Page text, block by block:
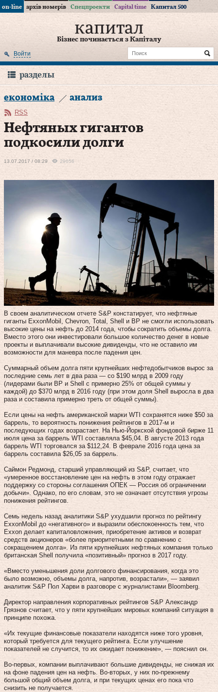
on-line архів номерів Спецпроекти Capital time Капитал 500
Бізнес починається з Капіталу
Войти
разделы
економіка анализ
RSS
Нефтяных гигантов
подкосили долги
13.07.2017 / 08:29 29656
В своем аналитическом отчете S&P констатирует, что нефтяные
гиганты ExxonMobil, Chevron, Total, Shell и BP не смогли использовать
высокие цены на нефть до 2014 года, чтобы сократить объемы долга.
Вместо этого они инвестировали большое количество денег в новые
проекты и выплачивали высокие дивиденды, что не оставило им
возможности для маневра после падения цен.
Суммарный объем долга пяти крупнейших нефтедобытчиков вырос за
последние семь лет в два раза — со $190 млрд в 2009 году
(лидерами были BP и Shell c примерно 25% от общей суммы у
каждой) до $370 млрд в 2016 году (при этом доля Shell выросла в два
раза и составила примерно треть от общей суммы).
Если цены на нефть американской марки WTI сохранятся ниже $50 за
баррель, то вероятность понижения рейтингов в 2017-м и
последующих годах возрастает. На Нью-Йоркской фондовой бирже 11
июля цена за баррель WTI составляла $45,04. В августе 2013 года
баррель WTI торговался за $112,24. В феврале 2016 года цена за
баррель составила $26,05 за баррель.
Саймон Редмонд, старший управляющий из S&P, считает, что
«умеренное восстановление цен на нефть в этом году отражает
поддержку со стороны соглашения ОПЕК — Россия об ограничении
добычи». Однако, по его словам, это не означает отсутствия угрозы
понижения рейтингов.
Семь недель назад аналитики S&P ухудшили прогноз по рейтингу
ExxonMobil до «негативного» и выразили обеспокоенность тем, что
Exxon делает капиталовложения, приобретение активов и возврат
средств акционеров «более приоритетными по сравнению с
сокращением долга». Из пяти крупнейших нефтяных компания только
британская Shell получила «позитивный» прогноз в 2017 году.
«Вместо уменьшения доли долгового финансирования, когда это
было возможно, объемы долга, напротив, возрастали», — заявил
аналитик S&P Пол Харви в разговоре с журналистами Bloomberg.
Директор направления корпоративных рейтингов S&P Александр
Грязнов считает, что у пяти крупнейших мировых компаний ситуация в
принципе похожа.
«Их текущие финансовые показатели находятся ниже того уровня,
который требуется для текущего рейтинга. Если улучшение
показателей не случится, то их ожидает понижение», — пояснил он.
Во-первых, компании выплачивают большие дивиденды, не снижая их
на фоне падения цен на нефть. Во-вторых, у них по-прежнему
большой общий объем долга, и при текущих ценах его пока что
снизить не получается.